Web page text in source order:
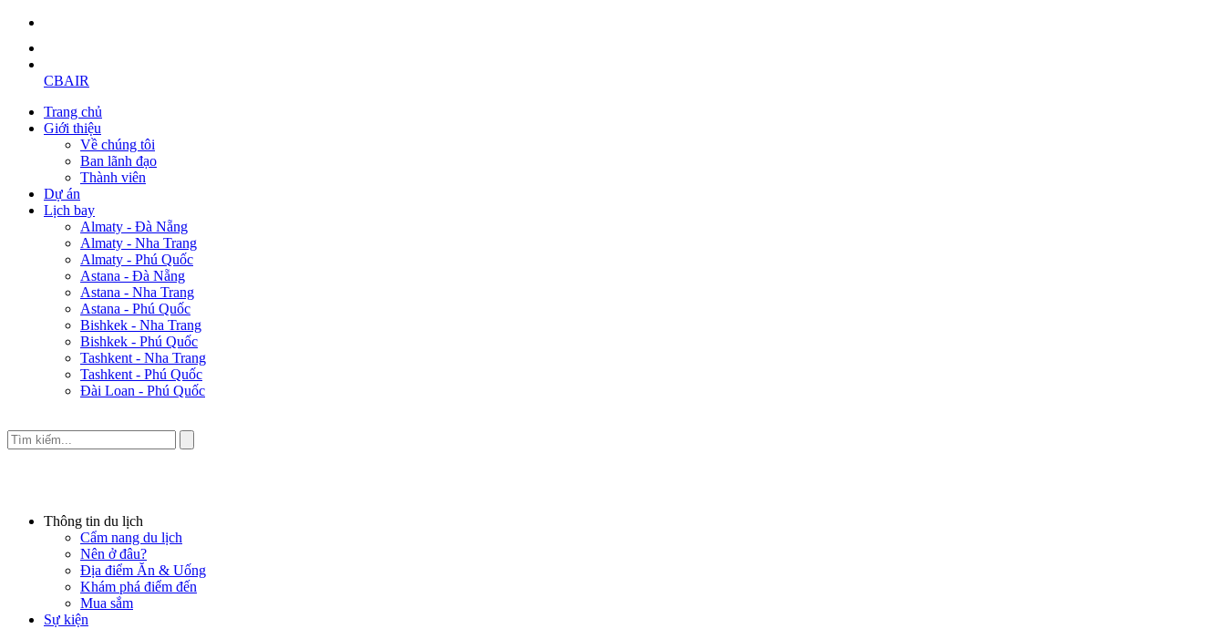
CBAIR
Trang chủ
Giới thiệu
Về chúng tôi
Ban lãnh đạo
Thành viên
Dự án
Lịch bay
Almaty - Đà Nẵng
Almaty - Nha Trang
Almaty - Phú Quốc
Astana - Đà Nẵng
Astana - Nha Trang
Astana - Phú Quốc
Bishkek - Nha Trang
Bishkek - Phú Quốc
Tashkent - Nha Trang
Tashkent - Phú Quốc
Đài Loan - Phú Quốc
Thông tin du lịch
Cẩm nang du lịch
Nên ở đâu?
Địa điểm Ăn & Uống
Khám phá điểm đến
Mua sắm
Sự kiện